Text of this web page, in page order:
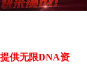
供无限DNA资